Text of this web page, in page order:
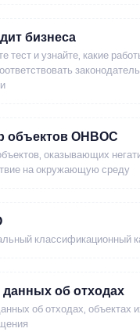
бизнеса
тест и узнайте, какие
объектов ОНВОС
оказывающих
на окружающую среду
классификационный
данных об отходах
об отходах, объектах